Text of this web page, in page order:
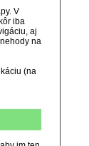
V
iba
aj
na
(na